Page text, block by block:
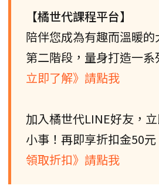
【橘世代課程平台】
陪伴您成為有趣而溫暖
第二階段，量身打造一系
立即了解》請點我
加入橘世代LINE好友，
小事！再即享折扣金50元
領取折扣》請點我